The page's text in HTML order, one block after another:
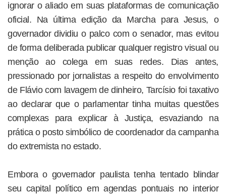
ignorar o aliado em suas plataformas de comunicação
oficial. Na última edição da Marcha para Jesus, o
governador dividiu o palco com o senador, mas evitou
de forma deliberada publicar qualquer registro visual ou
menção ao colega em suas redes. Dias antes,
pressionado por jornalistas a respeito do envolvimento
de Flávio com lavagem de dinheiro, Tarcísio foi taxativo
ao declarar que o parlamentar tinha muitas questões
complexas para explicar à Justiça, esvaziando na
prática o posto simbólico de coordenador da campanha
do extremista no estado.
Embora o governador paulista tenha tentado blindar
seu capital político em agendas pontuais no interior